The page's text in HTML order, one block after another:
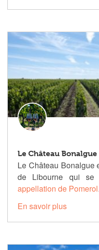
Le Château Bonalgue
Le Château Bonalgue
de Libourne qui se
appellation de Pomerol
En savoir plus